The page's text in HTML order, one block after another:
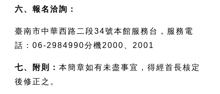
六、報名洽詢：
臺南市中華西路二段34號本館服務台，服務電
話：06-2984990分機2000、2001
七、附則： 本簡章如有未盡事宜，得經首長核定
後修正之。